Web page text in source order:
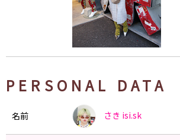
PERSONAL DATA
名前 さき isi.sk